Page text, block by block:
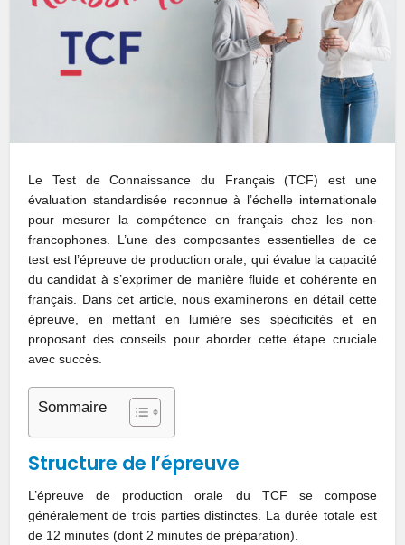
Le Test de Connaissance du Français (TCF) est une
évaluation standardisée reconnue à l’échelle internationale
pour mesurer la compétence en français chez les non-
francophones. L’une des composantes essentielles de ce
test est l’épreuve de production orale, qui évalue la capacité
du candidat à s’exprimer de manière fluide et cohérente en
français. Dans cet article, nous examinerons en détail cette
épreuve, en mettant en lumière ses spécificités et en
proposant des conseils pour aborder cette étape cruciale
avec succès.
Sommaire
Structure de l’épreuve
L’épreuve de production orale du TCF se compose
généralement de trois parties distinctes. La durée totale est
de 12 minutes (dont 2 minutes de préparation).